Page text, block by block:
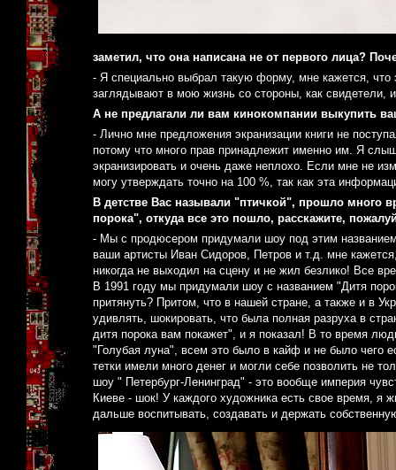
заметил, что она написана не от первого лица?
- Я специально выбрал такую форму, мне кажется, что
заглядывают в мою жизнь со стороны, как свидетели,
А не предлагали ли вам кинокомпании выкупить
- Лично мне предложения экранизации книги не
потому что много прав принадлежит именно им. Я
экранизировать и очень даже неплохо. Если мне не
могу утверждать точно на 100 %, так как эта
В детстве Вас называли "птичкой", прошло много
порока", откуда все это пошло, расскажите,
- Мы с продюсером придумали шоу под этим
ваши артисты Иван Сидоров, Петров и т.д. мне
никогда не выходил на сцену и не жил безлико! Все
В 1991 году мы придумали шоу с названием "Дитя
притянуть? Притом, что в нашей стране, а также и в
удивлять, шокировать, что была полная разруха в
дитя порока вам покажет", и я показал! В то время
"Голубая луна", всем это было в кайф и не было чего
тетки имели много денег и могли себе позволить не
шоу " Петербург-Ленинград" - это вообще империя
Киеве - шок! У каждого художника есть свое время, я
дальше воспитывать, создавать и держать